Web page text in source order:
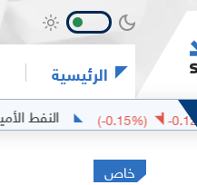
الرئيسية
(-0.15 النفط الأميركي الخفيف
خاص